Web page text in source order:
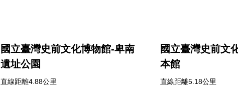
國立臺灣史前文化博物館-卑南
遺址公園
直線距離4.88公里
國立臺灣史前文
本館
直線距離5.18公里